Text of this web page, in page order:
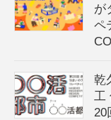
が
ペ
乾
工
20